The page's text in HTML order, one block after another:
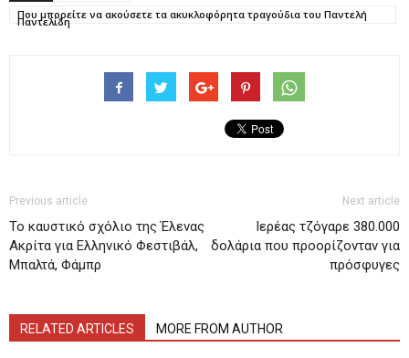
Που μπορείτε να ακούσετε τα ακυκλοφόρητα τραγούδια του Παντελή
Παντελίδη
Previous article
Το καυστικό σχόλιο της Έλενας
Ακρίτα για Ελληνικό Φεστιβάλ,
Μπαλτά, Φάμπρ
Next article
Ιερέας τζόγαρε 380.000
δολάρια που προορίζονταν για
πρόσφυγες
RELATED ARTICLES MORE FROM AUTHOR